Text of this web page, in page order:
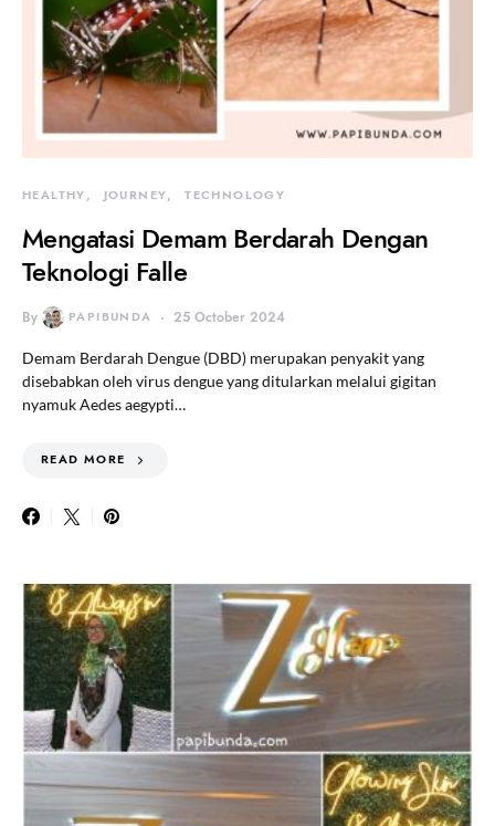
HEALTHY JOURNEY TECHNOLOGY
Mengatasi Demam Berdarah Dengan
Teknologi Falle
By PAPIBUNDA 25 October 2024
Demam Berdarah Dengue (DBD) merupakan penyakit yang
disebabkan oleh virus dengue yang ditularkan melalui gigitan
nyamuk Aedes aegypti…
READ MORE